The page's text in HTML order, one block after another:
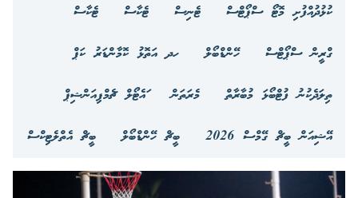
ކުޅުދުއްފުށި މޮޓޯ ސްޕޯޓްސް
ޓެނިސް ޓެކާސް
ޓެކާސް
ގްރީން ސްޕޯޓްސް
ހޭންޑްބޯލް
ހދ އަތޮޅު ކޮމާންޑަރު ކަޕް
ތިލަދެކުނު ފުޓްބޯޅަ މުބާރާތް
މެރަތަން
ައެޓޯލް ޗެމްޕިއަންޝިޕް
އޭޝިއަން ބީޗް ގޭމްސް 2026
ބީޗް ހޭންޑްބޯލް ބީޗް އެތްލެޓިކްސް